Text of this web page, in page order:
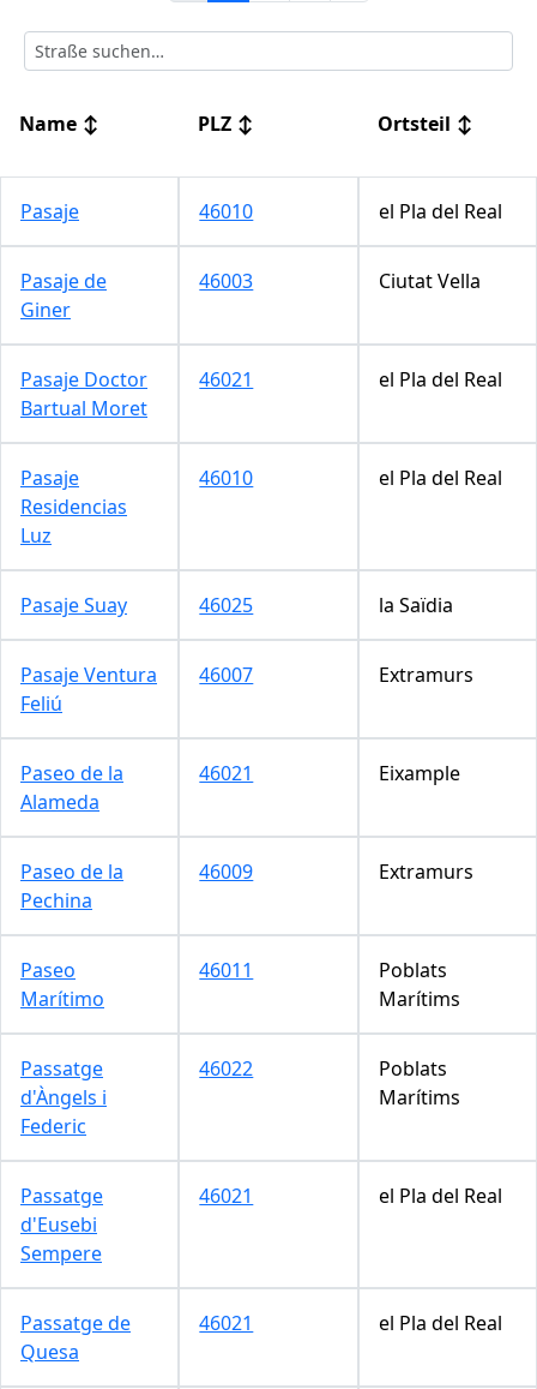
Name ↕ PLZ ↕ Ortsteil ↕
Pasaje 46010 el Pla del Real
Pasaje de
Giner
46003 Ciutat Vella
Pasaje Doctor
Bartual Moret
46021 el Pla del Real
Pasaje
Residencias
Luz
46010 el Pla del Real
Pasaje Suay 46025 la Saïdia
Pasaje Ventura
Feliú
46007 Extramurs
Paseo de la
Alameda
46021 Eixample
Paseo de la
Pechina
46009 Extramurs
Paseo
Marítimo
46011
Poblats
Marítims
Passatge
d'Àngels i
Federic
46022
Poblats
Marítims
Passatge
d'Eusebi
Sempere
46021 el Pla del Real
Passatge de
Quesa
46021 el Pla del Real